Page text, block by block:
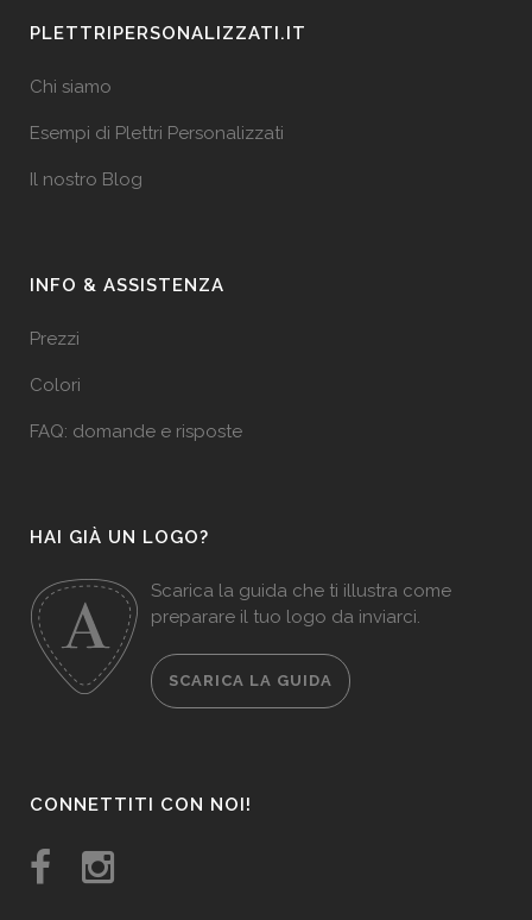
PLETTRIPERSONALIZZATI.IT
Chi siamo
Esempi di Plettri Personalizzati
Il nostro Blog
INFO & ASSISTENZA
Prezzi
Colori
FAQ: domande e risposte
HAI GIÀ UN LOGO?
Scarica la guida che ti illustra come
preparare il tuo logo da inviarci.
SCARICA LA GUIDA
CONNETTITI CON NOI!